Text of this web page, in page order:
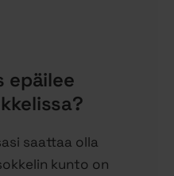
epäilee
saattaa olla
kunto on